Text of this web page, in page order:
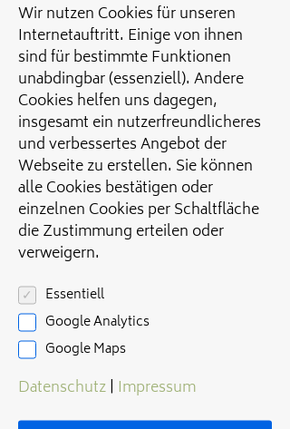
Wir nutzen Cookies für unseren
Internetauftritt. Einige von ihnen
sind für bestimmte Funktionen
unabdingbar (essenziell). Andere
Cookies helfen uns dagegen,
insgesamt ein nutzerfreundlicheres
und verbessertes Angebot der
Webseite zu erstellen. Sie können
alle Cookies bestätigen oder
einzelnen Cookies per Schaltfläche
die Zustimmung erteilen oder
verweigern.
Essentiell
Google Analytics
Google Maps
Datenschutz| Impressum